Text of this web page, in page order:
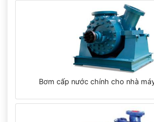
Bơm cấp nước chính cho nhà